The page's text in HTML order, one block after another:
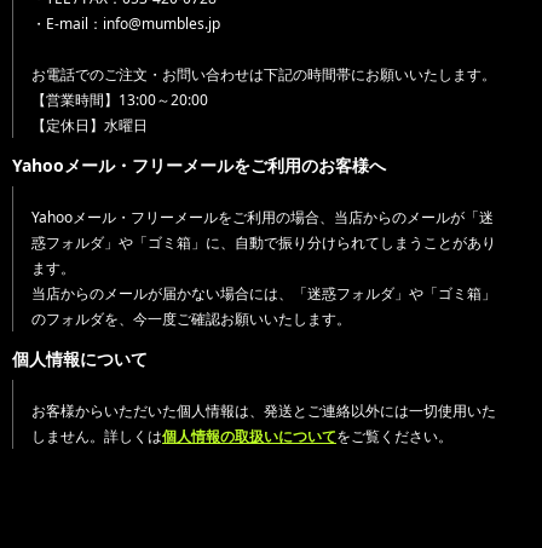
・E-mail：info@mumbles.jp
お電話でのご注文・お問い合わせは下記の時間帯にお願いいたします。
【営業時間】13:00～20:00
【定休日】水曜日
Yahooメール・フリーメールをご利用のお客様へ
Yahooメール・フリーメールをご利用の場合、当店からのメールが「迷
惑フォルダ」や「ゴミ箱」に、自動で振り分けられてしまうことがあり
ます。
当店からのメールが届かない場合には、「迷惑フォルダ」や「ゴミ箱」
のフォルダを、今一度ご確認お願いいたします。
個人情報について
お客様からいただいた個人情報は、発送とご連絡以外には一切使用いた
しません。詳しくは個人情報の取扱いについてをご覧ください。